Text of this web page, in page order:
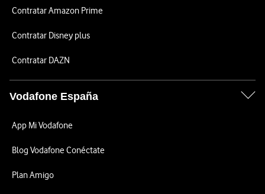
Contratar Amazon Prime
Contratar Disney plus
Contratar DAZN
Vodafone España
App Mi Vodafone
Blog Vodafone Conéctate
Plan Amigo